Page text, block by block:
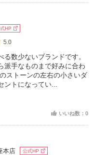
HP
5.0
数少ないブランドです。
派手なものまで好みに合わ
ストーンの左右の小さいダ
ントになってい...
いいね数：0
本店 公式HP